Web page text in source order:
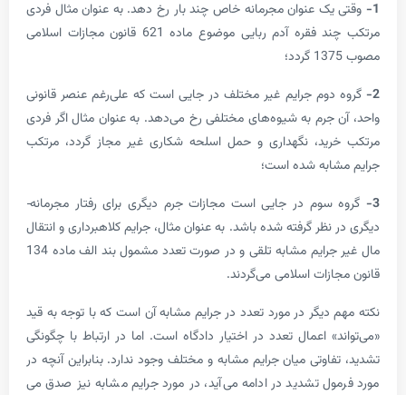
عنوان مجرمانه خاص چند بار رخ دهد. به عنوان مثال فردی
مرتکب چند فقره آدم­ ربایی موضوع ماده 621 قانون مجازات اسلامی
جرایم غیر مختلف در جایی است که علی‌رغم عنصر قانونی
جرم به شیوه‌­های مختلفی رخ می‌­دهد. به عنوان مثال اگر فردی
نگهداری و حمل اسلحه شکاری غیر مجاز گردد، مرتکب
شده است؛
در جایی است مجازات جرم دیگری برای رفتار مجرمانه­
گرفته شده باشد. به عنوان مثال، جرایم کلاهبرداری و انتقال
مال غیر جرایم مشابه تلقی و در صورت تعدد مشمول بند الف ماده 134
اسلامی می­‌گردند.
دیگر در مورد تعدد در جرایم مشابه آن است که با توجه به قید
اعمال تعدد در اختیار دادگاه است. اما در ارتباط با چگونگی
میان جرایم مشابه و مختلف وجود ندارد. بنابراین آنچه در
تشدید در ادامه می‌­آید، در مورد جرایم مشابه نیز صدق می­‌